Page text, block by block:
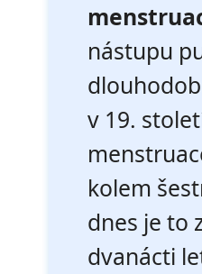
nástupu
v 19.
kolem
dnes je to
dvanácti